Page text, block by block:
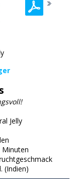
Jelly
(Indien)